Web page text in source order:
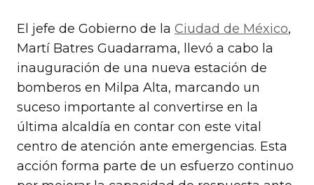
El jefe de Gobierno de la Ciudad de México,
Martí Batres Guadarrama, llevó a cabo la
inauguración de una nueva estación de
bomberos en Milpa Alta, marcando un
suceso importante al convertirse en la
última alcaldía en contar con este vital
centro de atención ante emergencias. Esta
acción forma parte de un esfuerzo continuo